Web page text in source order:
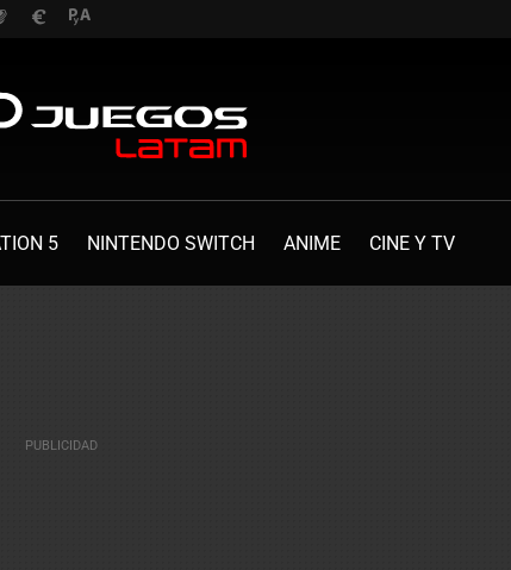
5 NINTENDO SWITCH ANIME CINE Y TV